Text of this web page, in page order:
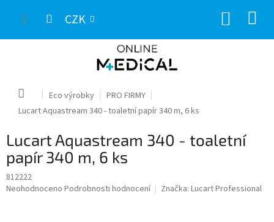
CZK
Domů Eco výrobky
PRO FIRMY
Lucart Aquastream 340 - toaletní papír 340 m, 6 ks
Lucart Aquastream 340 - toaletní
papír 340 m, 6 ks
812222
Průměrné
Neohodnoceno Podrobnosti hodnocení Značka: Lucart Professional